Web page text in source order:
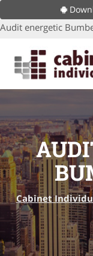
Audit energetic
Cabinet